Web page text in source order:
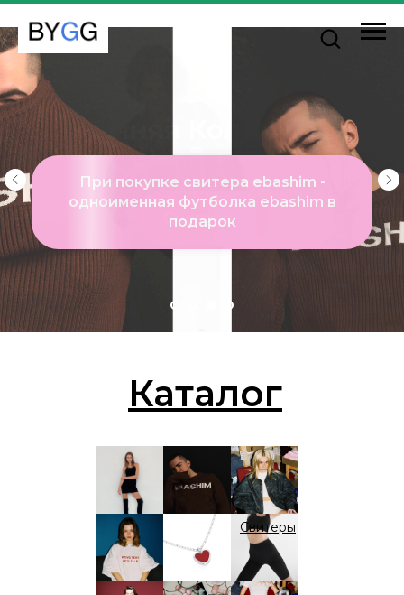
Осенняя Коллекция
Смотреть
Платья
Каталог
Свитеры